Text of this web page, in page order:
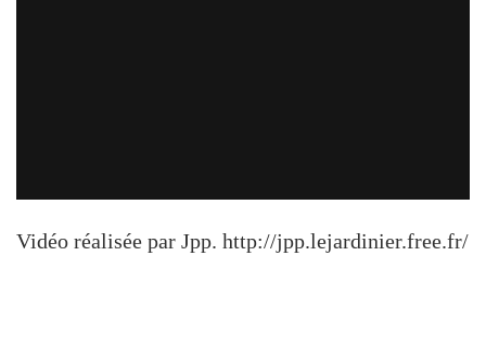
Vidéo réalisée par Jpp. http://jpp.lejardinier.free.fr/